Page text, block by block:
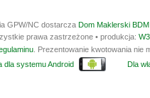
GPW/NC dostarcza Dom Maklerski
prawa zastrzeżone • produkcja:
. Prezentowanie kwotowania
dla systemu Android Dla